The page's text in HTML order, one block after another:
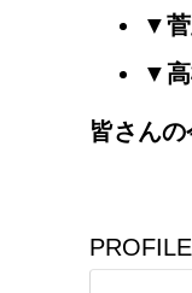
▼
▼
皆さんの
PROFILE